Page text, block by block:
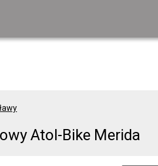
Atol-Bike Merida